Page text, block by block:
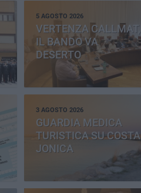
5 AGOSTO 2026
VERTENZA CALLMAT,
IL BANDO VA
DESERTO
3 AGOSTO 2026
GUARDIA MEDICA
TURISTICA SU COSTA
JONICA